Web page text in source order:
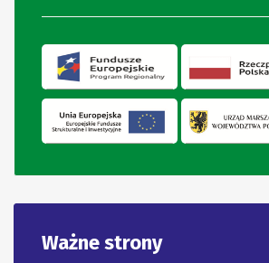
Ważne strony